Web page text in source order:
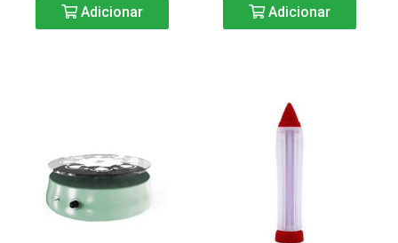
Adicionar Adicionar